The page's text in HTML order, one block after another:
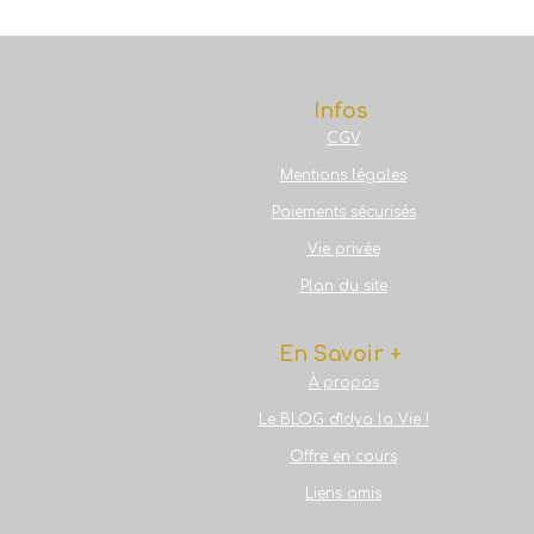
Infos
CGV
Mentions légales
Paiements sécurisés
Vie privée
Plan du site
En Savoir +
À propos
Le BLOG d'Idya la Vie !
Offre en cours
Liens amis